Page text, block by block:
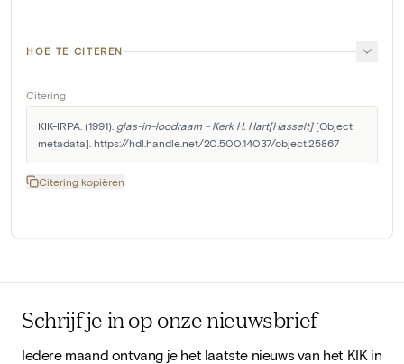
HOE TE CITEREN
Citering
KIK-IRPA. (1991). glas-in-loodraam - Kerk H. Hart[Hasselt] [Object
metadata]. https://hdl.handle.net/20.500.14037/object.25867
Citering kopiëren
Schrijf je in op onze nieuwsbrief
Iedere maand ontvang je het laatste nieuws van het KIK in